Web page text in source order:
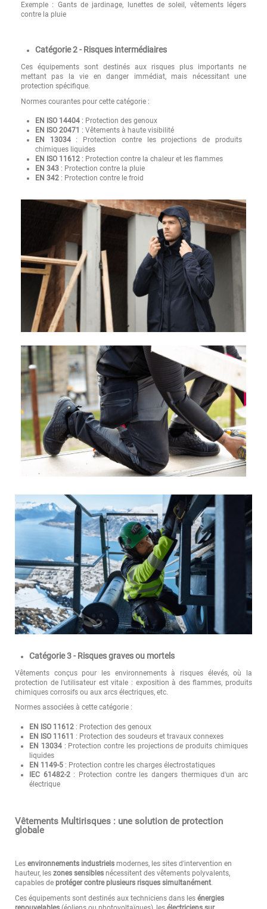
Exemple : Gants de jardinage, lunettes de soleil, vêtements légers
contre la pluie
Catégorie 2 - Risques intermédiaires
Ces équipements sont destinés aux risques plus importants ne
mettant pas la vie en danger immédiat, mais nécessitant une
protection spécifique.
Normes courantes pour cette catégorie :
EN ISO 14404 : Protection des genoux
EN ISO 20471 : Vêtements à haute visibilité
EN 13034: Protection contre les projections de produits
chimiques liquides
EN ISO 11612 : Protection contre la chaleur et les flammes
EN 343 : Protection contre la pluie
EN 342 : Protection contre le froid
Catégorie 3 - Risques graves ou mortels
Vêtements conçus pour les environnements à risques élevés, où la
protection de l'utilisateur est vitale : exposition à des flammes, produits
chimiques corrosifs ou aux arcs électriques, etc.
Normes associées à cette catégorie :
EN ISO 11612 : Protection des genoux
EN ISO 11611 : Protection des soudeurs et travaux connexes
EN 13034: Protection contre les projections de produits chimiques
liquides
EN 1149-5 : Protection contre les charges électrostatiques
IEC 61482-2: Protection contre les dangers thermiques d'un arc
électrique
Vêtements Multirisques : une solution de protection
globale
Les environnements industriels modernes, les sites d'intervention en
hauteur, les zones sensibles nécessitent des vêtements polyvalents,
capables de protéger contre plusieurs risques simultanément.
Ces équipements sont destinés aux techniciens dans les énergies